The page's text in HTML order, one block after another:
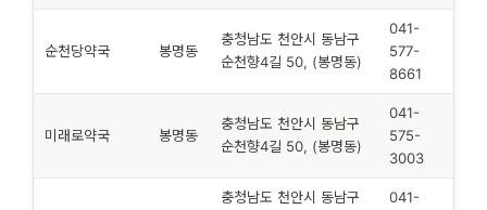
순천당약국 봉명동
충청남도 천안시 동남구
순천향4길 50, (봉명동)
041-
577-
8661
미래로약국 봉명동
충청남도 천안시 동남구
순천향4길 50, (봉명동)
041-
575-
3003
충청남도 천안시 동남구
041-